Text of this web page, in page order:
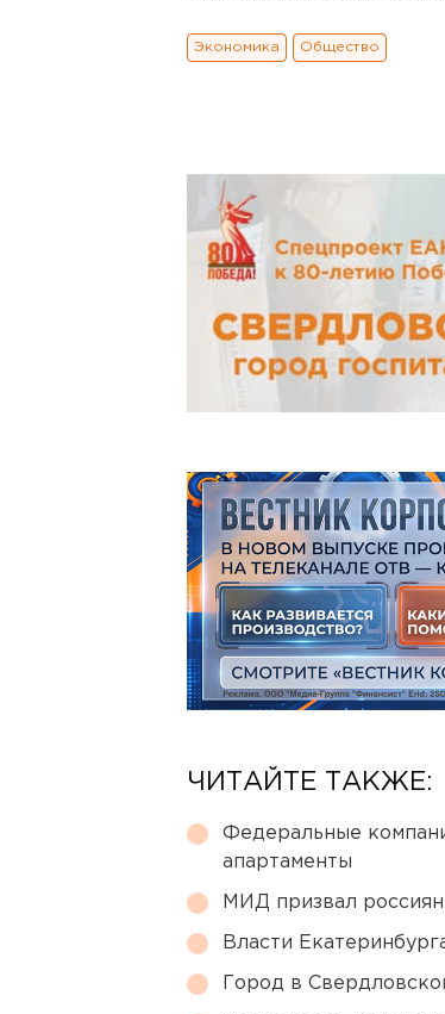
Экономика Общество
ЧИТАЙТЕ ТАКЖЕ:
Федеральные
апартаменты
МИД призвал россиян
Власти
Город в